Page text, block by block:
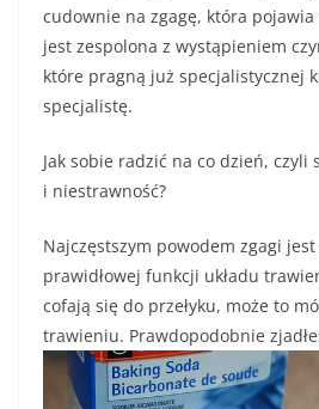
cudownie na zgagę, która
jest zespolona z wystąpieniem
które pragną już specjalistycznej
specjalistę.
Jak sobie radzić na co dzień, czyli
i niestrawność?
Najczęstszym powodem zgagi
prawidłowej funkcji układu
cofają się do przełyku, może to
trawieniu. Prawdopodobnie